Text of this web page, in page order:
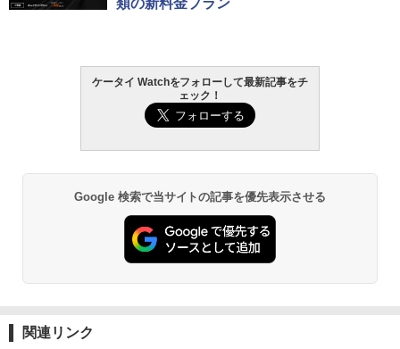
類の新料金プラン
ケータイ Watchをフォローして最新記事をチ
ェック！
Google 検索で当サイトの記事を優先表示させる
関連リンク